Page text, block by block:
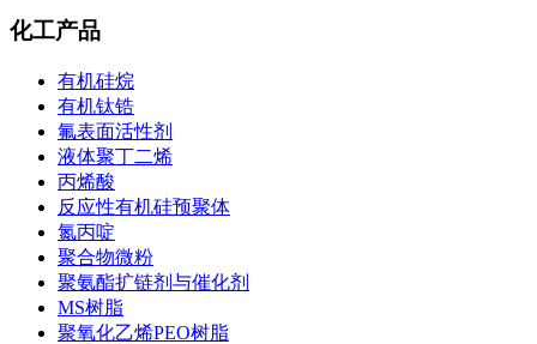
化工产品
有机硅烷
有机钛锆
氟表面活性剂
液体聚丁二烯
丙烯酸
反应性有机硅预聚体
氮丙啶
聚合物微粉
聚氨酯扩链剂与催化剂
MS树脂
聚氧化乙烯PEO树脂